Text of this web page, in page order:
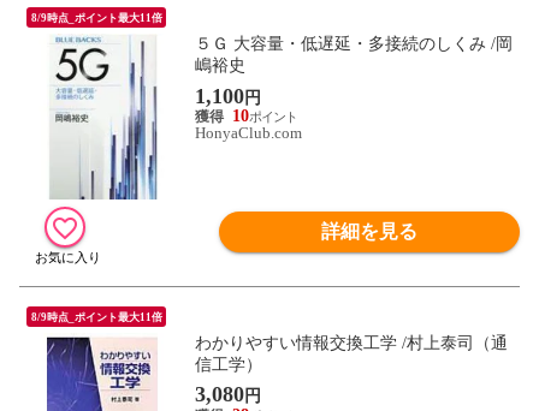
8/9時点_ポイント最大11倍
５Ｇ 大容量・低遅延・多接続のしくみ /岡
嶋裕史
1,100円
10
HonyaClub.com
詳細を見る
8/9時点_ポイント最大11倍
わかりやすい情報交換工学 /村上泰司（通
信工学）
3,080円